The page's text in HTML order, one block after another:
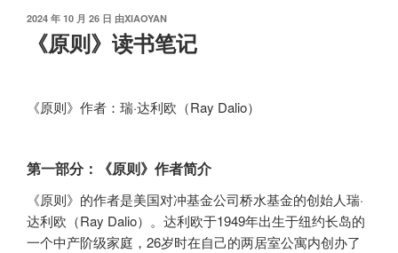
发
2024 年 10 月 26 日 由XIAOYAN
《原则》读书笔记
《原则》作者：瑞·达利欧（Ray Dalio）
第一部分：《原则》作者简介
《原则》的作者是美国对冲基金公司桥水基金的创始人瑞·
达利欧（Ray Dalio）。达利欧于1949年出生于纽约长岛的
一个中产阶级家庭，26岁时在自己的两居室公寓内创办了